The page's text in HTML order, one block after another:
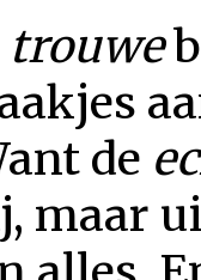
trouwe
de
maar